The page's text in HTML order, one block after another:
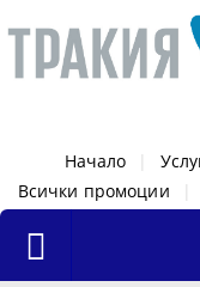
Начало
Всички промоции